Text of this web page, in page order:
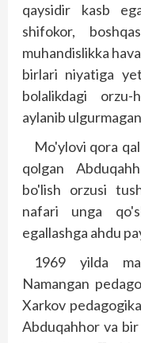
qaysidir kasb
shifokor,
muhandislikka
birlari niyatiga
bolalikdagi
aylanib
Mo'ylovi qora
qolgan
bo'lish orzusi
nafari unga
egallashga ahdu
1969 yilda
Namangan
Xarkov
Abduqahhor va